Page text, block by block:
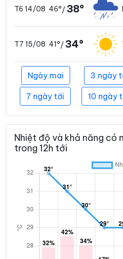
T6 14/08 46°/ 38°
T7 15/08 41°/ 34°
Ngày mai 3 ngày
7 ngày tới 10 ngày
Nhiệt độ và khả năng có
trong 12h tới